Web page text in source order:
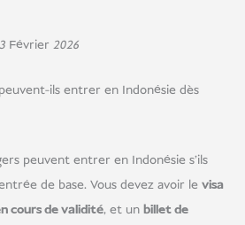
Février 2026
ils entrer en Indonésie dès
peuvent entrer en Indonésie s'ils
de base. Vous devez avoir le visa
cours de validité, et un billet de
pour les chats de Bali.
Faire un don